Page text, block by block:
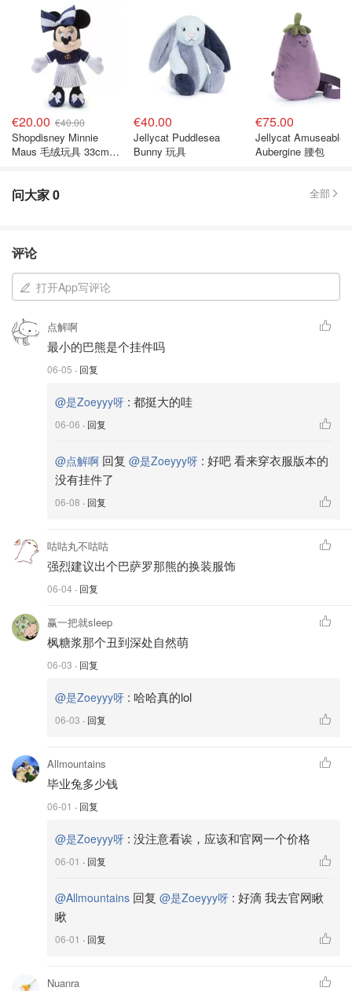
€20.00 €40.00
Shopdisney Minnie
Maus 毛绒玩具 33cm
€40.00
Jellycat Puddlesea
Bunny 玩具
€75.00
Jellycat Amuseables
Aubergine 腰包
问大家0 全部
评论
打开App写评论
点解啊
最小的巴熊是个挂件吗
06-05 · 回复
@是Zoeyyy呀 : 都挺大的哇
06-06 · 回复
@点解啊 回复 @是Zoeyyy呀 : 好吧 看来穿衣服版本的
没有挂件了
06-08 · 回复
咕咕丸不咕咕
强烈建议出个巴萨罗那熊的换装服饰
06-04 · 回复
赢一把就sleep
枫糖浆那个丑到深处自然萌
06-03 · 回复
@是Zoeyyy呀 : 哈哈真的lol
06-03 · 回复
Allmountains
毕业兔多少钱
06-01 · 回复
@是Zoeyyy呀 : 没注意看诶，应该和官网一个价格
06-01 · 回复
@Allmountains 回复 @是Zoeyyy呀 : 好滴 我去官网瞅
瞅
06-01 · 回复
Nuanra